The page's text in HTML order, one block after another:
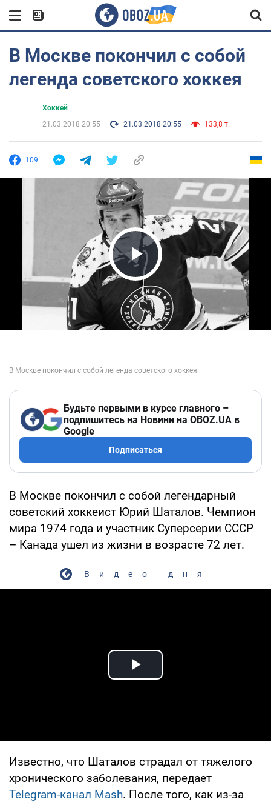
В Москве покончил с собой
легенда советского хоккея
Хоккей
21.03.2018 20:55
21.03.2018 20:55 133,8 т.
109
Play Video
Будьте первыми в курсе главного –
подпишитесь на Новини на OBOZ.UA в
Google
Подписаться
В Москве покончил с собой легендарный
советский хоккеист Юрий Шаталов. Чемпион
мира 1974 года и участник Суперсерии СССР
– Канада ушел из жизни в возрасте 72 лет.
Видео дня
Play Video
Известно, что Шаталов страдал от тяжелого
хронического заболевания, передает
Telegram-канал Mash. После того, как из-за